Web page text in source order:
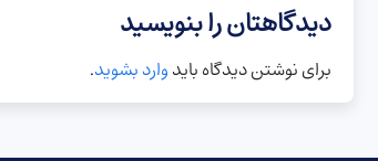
دیدگاهتان را بنویسید
برای نوشتن دیدگاه بایدوارد بشوید.